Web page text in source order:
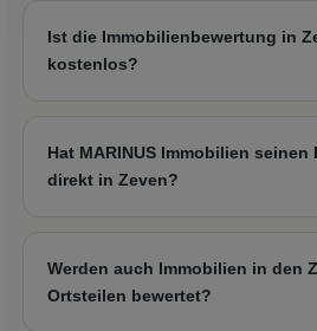
Ist die Immobilienbewertung in
kostenlos?
Hat MARINUS Immobilien seinen
direkt in Zeven?
Werden auch Immobilien in den
Ortsteilen bewertet?